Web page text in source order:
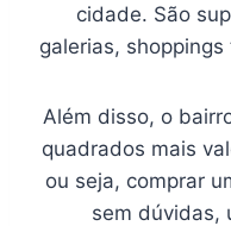
cidade. São
galerias,
Além disso, o
quadrados mais
ou seja, comprar
sem dúvidas,